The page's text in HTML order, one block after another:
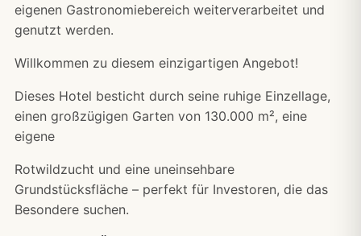
eigenen Gastronomiebereich weiterverarbeitet und
genutzt werden.
Willkommen zu diesem einzigartigen Angebot!
Dieses Hotel besticht durch seine ruhige Einzellage,
einen großzügigen Garten von 130.000 m², eine
eigene
Rotwildzucht und eine uneinsehbare
Grundstücksfläche – perfekt für Investoren, die das
Besondere suchen.